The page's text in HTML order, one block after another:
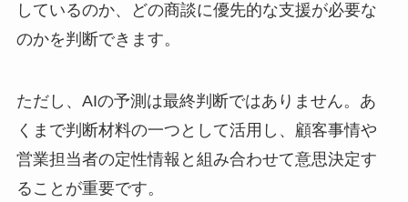
しているのか、どの商談に優先的な支援が必要な
のかを判断できます。
ただし、AIの予測は最終判断ではありません。あ
くまで判断材料の一つとして活用し、顧客事情や
営業担当者の定性情報と組み合わせて意思決定す
ることが重要です。